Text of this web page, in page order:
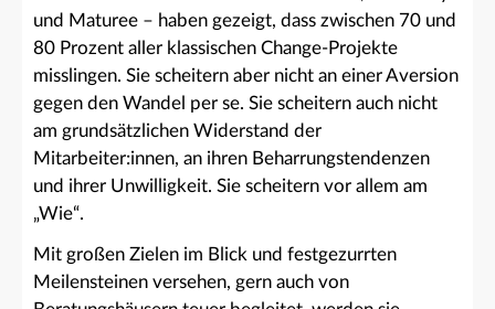
und Maturee – haben gezeigt, dass zwischen 70 und
80 Prozent aller klassischen Change-Projekte
misslingen. Sie scheitern aber nicht an einer Aversion
gegen den Wandel per se. Sie scheitern auch nicht
am grundsätzlichen Widerstand der
Mitarbeiter:innen, an ihren Beharrungstendenzen
und ihrer Unwilligkeit. Sie scheitern vor allem am
„Wie“.
Mit großen Zielen im Blick und festgezurrten
Meilensteinen versehen, gern auch von